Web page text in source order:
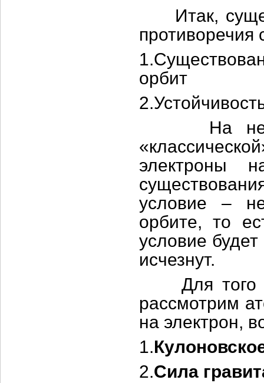
Итак,
противоречия
орбит
На не
электроны
условие –
орбите, то
условие
исчезнут.
Для того
рассмотрим
на электрон,
1.
2.Сила